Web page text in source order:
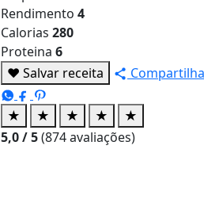
Rendimento 4
Calorias 280
Proteina 6
♥ Salvar receita
★ ★ ★ ★
★
5,0/ 5(874avaliações)